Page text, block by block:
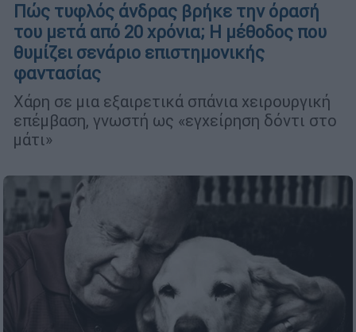
Πώς τυφλός άνδρας βρήκε την όρασή
του μετά από 20 χρόνια; Η μέθοδος που
θυμίζει σενάριο επιστημονικής
φαντασίας
Χάρη σε μια εξαιρετικά σπάνια χειρουργική
επέμβαση, γνωστή ως «εγχείρηση δόντι στο
μάτι»